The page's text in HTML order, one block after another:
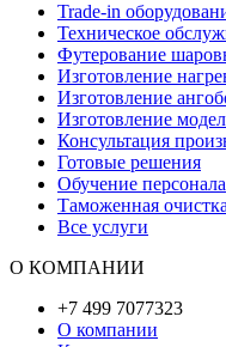
Trade-in
Техническое
Футерование
Изготовление
Изготовление
Изготовление
Консультация
Готовые решения
Обучение персонала
Таможенная
Все услуги
О КОМПАНИИ
+7 499 7077323
О компании